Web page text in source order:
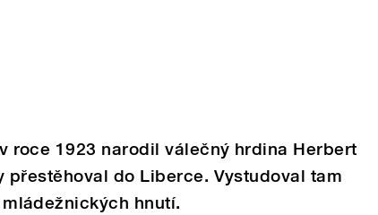
roce 1923 narodil válečný hrdina Herbert
přestěhoval do Liberce. Vystudoval tam
hnutí.